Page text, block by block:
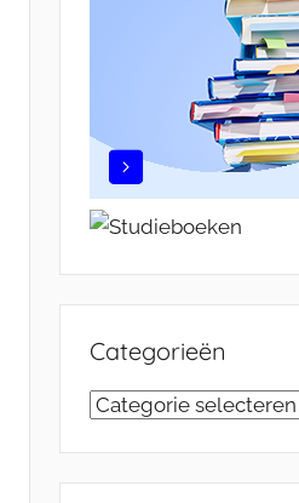
Categorieën
Categorieën